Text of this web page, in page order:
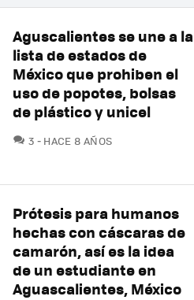
Aguscalientes se une a la
lista de estados de
México que prohiben el
uso de popotes, bolsas
de plástico y unicel
3 COMENTARIOS
HACE 8 AÑOS
Prótesis para humanos
hechas con cáscaras de
camarón, así es la idea
de un estudiante en
Aguascalientes, México